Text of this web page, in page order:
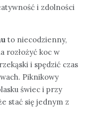
i zdolności
to niecodzienny,
rozłożyć koc w
i spędzić czas
Piknikowy
świec i przy
stać się jednym z